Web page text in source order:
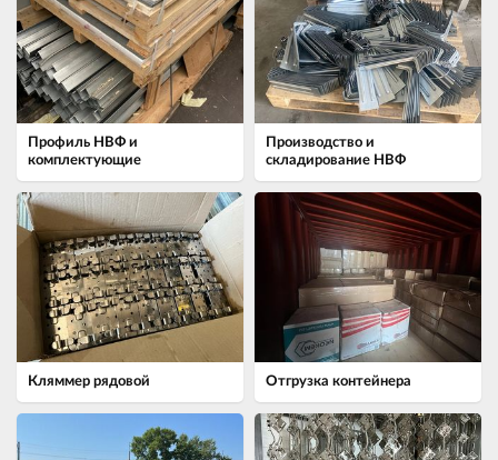
Профиль НВФ и
комплектующие
Производство и
складирование НВФ
Кляммер рядовой Отгрузка контейнера